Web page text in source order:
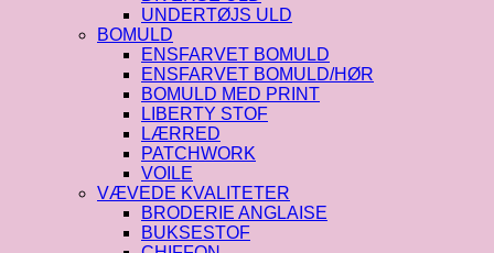
UNDERTØJS ULD
BOMULD
ENSFARVET BOMULD
ENSFARVET BOMULD/HØR
BOMULD MED PRINT
LIBERTY STOF
LÆRRED
PATCHWORK
VOILE
VÆVEDE KVALITETER
BRODERIE ANGLAISE
BUKSESTOF